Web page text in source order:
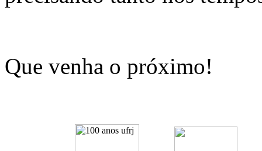
Que venha o próximo!